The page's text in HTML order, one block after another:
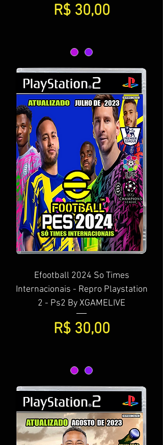
Preço
R$ 30,00
Efootball 2024 So Times
Internacionais - Repro Playstation
2 - Ps2 By XGAMELIVE
Preço
R$ 30,00